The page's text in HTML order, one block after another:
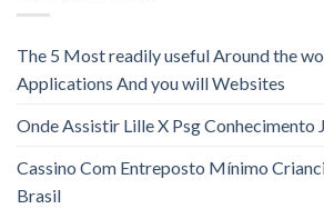
The 5 Most readily useful Around the
Applications And you will Websites
Onde Assistir Lille X Psg Conhecimento
Cassino Com Entreposto Mínimo
Brasil